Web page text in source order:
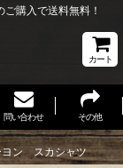
購入で送料無料！
カート
問い合わせ その他
ン スカシャツ